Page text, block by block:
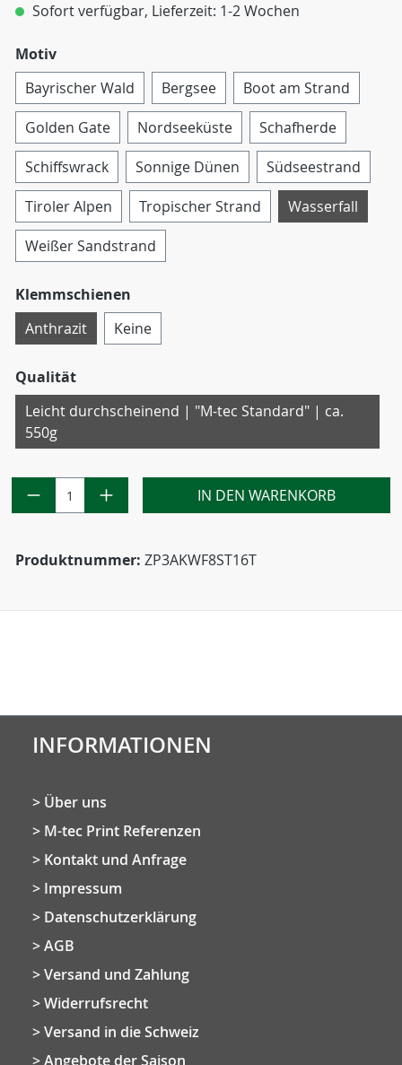
Sofort verfügbar, Lieferzeit: 1-2 Wochen
Motiv
Bayrischer Wald
Bergsee
Boot am Strand
Golden Gate
Nordseeküste
Schafherde
Schiffswrack
Sonnige Dünen
Südseestrand
Tiroler Alpen
Tropischer Strand
Wasserfall
Weißer Sandstrand
Klemmschienen
Anthrazit
Keine
Qualität
Leicht durchscheinend | "M-tec Standard" | ca.
550g
IN DEN WARENKORB
Produktnummer: ZP3AKWF8ST16T
INFORMATIONEN
Über uns
M-tec Print Referenzen
Kontakt und Anfrage
Impressum
Datenschutzerklärung
AGB
Versand und Zahlung
Widerrufsrecht
Versand in die Schweiz
Angebote der Saison